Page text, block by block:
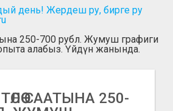
день! Жердеш ру, бирге ру
250-700 рубл. Жумуш графиги
алабыз. Үйдүн жанында.
СААТЫНА 250-